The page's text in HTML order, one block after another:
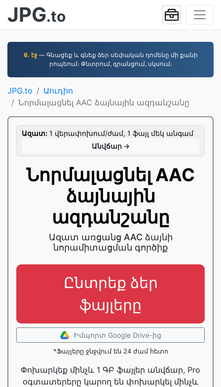
JPG.to
6. էջ— Գնացեք և գնեք ձեր սեփական դոմենը մի քանի
րոպեում։ Փնտրում, գրանցում, սկսում։
JPG.to
Աուդիո
Նորմալացնել AAC ձայնային ազդանշանը
Ազատ: 1 վերափոխում/ժամ, 1 ֆայլ մեկ անգամ
Անվճար →
Նորմալացնել AAC
ձայնային
ազդանշանը
Ազատ առցանց AAC ձայնի
նորամիտացման գործիք
Ընտրեք ձեր
ֆայլերը
Իմպորտ Google Drive-ից
*Ֆայլերը ջնջվում են 24 ժամ հետո
Փոխարկեք մինչև 1 ԳԲ ֆայլեր անվճար, Pro
օգտատերերը կարող են փոխարկել մինչև